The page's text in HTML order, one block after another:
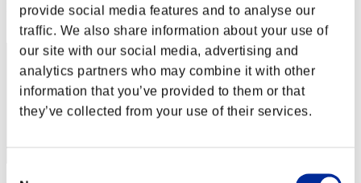
provide social media features and to analyse our
traffic. We also share information about your use of
our site with our social media, advertising and
analytics partners who may combine it with other
information that you’ve provided to them or that
they’ve collected from your use of their services.
Posición
31